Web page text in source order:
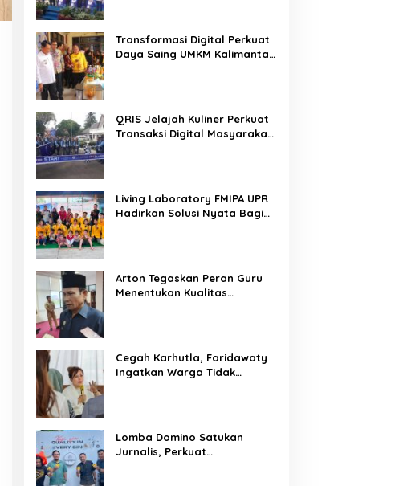
Transformasi Digital Perkuat
Daya Saing UMKM Kalimantan
QRIS Jelajah Kuliner Perkuat
Transaksi Digital Masyarakat
Living Laboratory FMIPA UPR
Hadirkan Solusi Nyata Bagi
Arton Tegaskan Peran Guru
Menentukan Kualitas
Cegah Karhutla, Faridawaty
Ingatkan Warga Tidak
Lomba Domino Satukan
Jurnalis, Perkuat